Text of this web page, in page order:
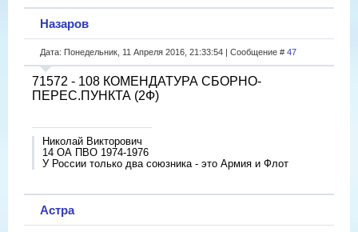
Назаров
Дата: Понедельник, 11 Апреля 2016, 21:33:54 | Сообщение # 47
71572 - 108 КОМЕНДАТУРА СБОРНО-
ПЕРЕС.ПУНКТА (2Ф)
Николай Викторович
14 ОА ПВО 1974-1976
У России только два союзника - это Армия и Флот
Астра